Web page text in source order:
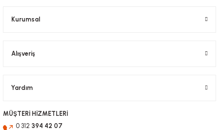
Kurumsal
Alışveriş
Yardım
MÜŞTERİ HİZMETLERİ
0 312 394 42 07